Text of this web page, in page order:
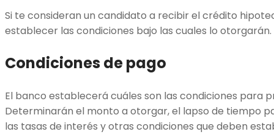
Si te consideran un candidato a recibir el crédito
establecer las condiciones bajo las cuales lo otorgarán.
Condiciones de pago
El banco establecerá cuáles son las condiciones para
Determinarán el monto a otorgar, el lapso de tiempo
las tasas de interés y otras condiciones que deben